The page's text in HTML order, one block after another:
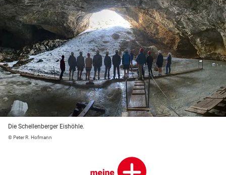
Die Schellenberger Eishöhle.
© Peter R. Hofmann